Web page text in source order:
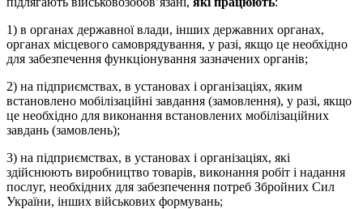
1) в органах державної влади, інших державних органах,
органах місцевого самоврядування, у разі, якщо це необхідно
для забезпечення функціонування зазначених органів;
2) на підприємствах, в установах і організаціях, яким
встановлено мобілізаційні завдання (замовлення), у разі, якщо
це необхідно для виконання встановлених мобілізаційних
завдань (замовлень);
3) на підприємствах, в установах і організаціях, які
здійснюють виробництво товарів, виконання робіт і надання
послуг, необхідних для забезпечення потреб Збройних Сил
України, інших військових формувань;